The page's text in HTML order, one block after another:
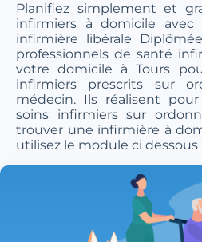
Planifiez simplement et
infirmiers à domicile
infirmière libérale
professionnels de santé
votre domicile à Tours
infirmiers prescrits sur
médecin. Ils réalisent
soins infirmiers sur
trouver une infirmière à
utilisez le module ci dessous